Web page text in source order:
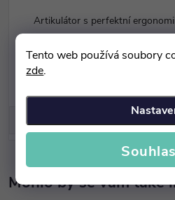
Tento web používá soubory
zde.
Artikulátor s perfektní
a kvalitními povrchy.
Diskuse